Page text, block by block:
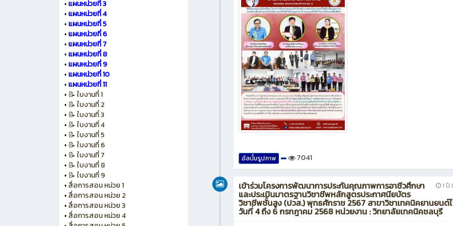
• แผนหน่วยที่ 3
• แผนหน่วยที่ 4
• แผนหน่วยที่ 5
• แผนหน่วยที่ 6
• แผนหน่วยที่ 7
• แผนหน่วยที่ 8
• แผนหน่วยที่ 9
• แผนหน่วยที่ 10
• แผนหน่วยที่ 11
• 📝 ใบงานที่ 1
• 📝 ใบงานที่ 2
• 📝 ใบงานที่ 3
• 📝 ใบงานที่ 4
• 📝 ใบงานที่ 5
• 📝 ใบงานที่ 6
• 📝 ใบงานที่ 7
• 📝 ใบงานที่ 8
• 📝 ใบงานที่ 9
• สื่อการสอน หน่วย 1
• สื่อการสอน หน่วย 2
• สื่อการสอน หน่วย 3
• สื่อการสอน หน่วย 4
อัลบั้มรูปภาพ 7041
1 ปี
เข้าร่วมโครงการพัฒนาการประกันคุณภาพการอาชีวศึกษา
และประเมินมาตรฐานวิชาชีพหลักสูตรประกาศนียบัตร
วิชาชีพชั้นสูง (ปวส.) พุทธศักราช 2567 สาขาวิชาเทคนิคยานยนต์
วันที่ 4 ถึง 6 กรกฎาคม 2568 หน่วยงาน : วิทยาลัยเทคนิคชลบุรี